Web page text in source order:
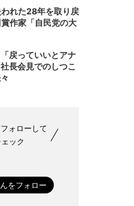
れた28年を取り戻
作家「自民党の大
戻っていいとアナ
長会見でのしつこ
ォローして
ック